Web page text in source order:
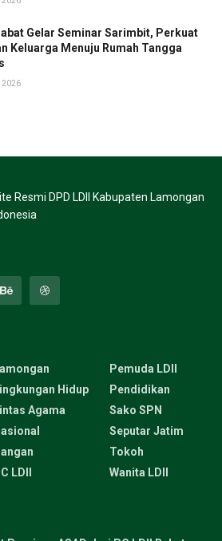
Gelar Seminar Sarimbit, Perkuat
Keluarga Menuju Rumah Tangga
2026
Resmi DPD LDII Kabupaten Lamongan
Hidup
Agama
LDII
Pemuda LDII
Pendidikan
Sako SPN
Seputar Jatim
Tokoh
Wanita LDII